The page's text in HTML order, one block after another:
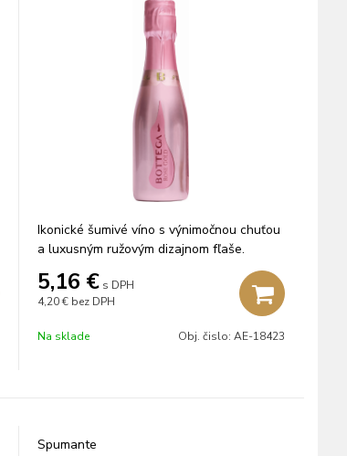
Ikonické šumivé víno s výnimočnou chuťou
a luxusným ružovým dizajnom fľaše.
5,16 € s DPH
4,20 € bez DPH
Na sklade Obj. čislo: AE-18423
Spumante